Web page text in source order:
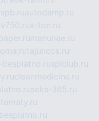
autodamp.ru
x-ton.ru
manunae.ru
tajuncos.ru
splclub.ru
cleanmedicine.ru
seks-365.ru